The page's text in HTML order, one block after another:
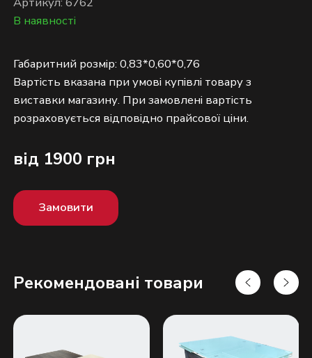
В наявності
Габаритний розмір: 0,83*0,60*0,76
Вартість вказана при умові купівлі товару з
виставки магазину. При замовлені вартість
від 1900 грн
Замовити
Рекомендовані товари